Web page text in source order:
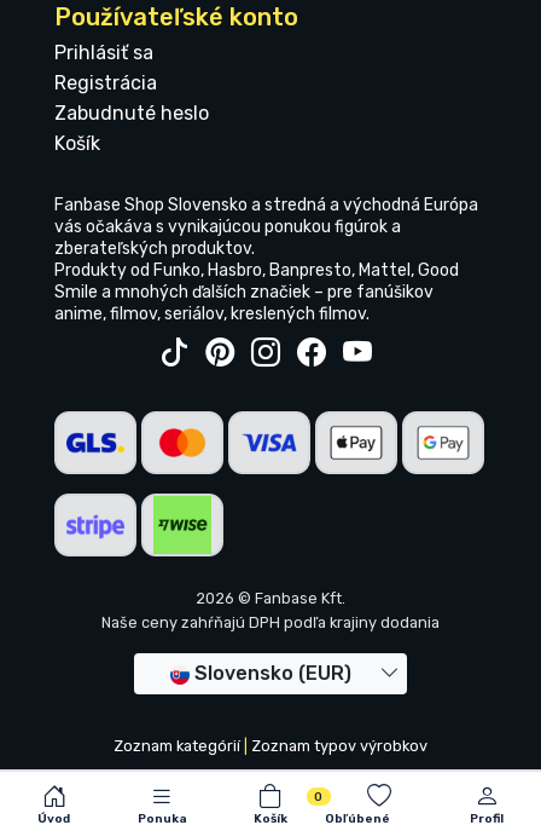
Úvod Ponuka Košík
0
Obľúbené
Profil
Používateľské konto
Prihlásiť sa
Registrácia
Zabudnuté heslo
Košík
Fanbase Shop Slovensko a stredná a východná Európa
vás očakáva s vynikajúcou ponukou figúrok a
zberateľských produktov.
Produkty od Funko, Hasbro, Banpresto, Mattel, Good
Smile a mnohých ďalších značiek – pre fanúšikov
anime, filmov, seriálov, kreslených filmov.
2026 © Fanbase Kft.
Naše ceny zahŕňajú DPH podľa krajiny dodania
Slovensko (EUR)
Zoznam kategórií| Zoznam typov výrobkov